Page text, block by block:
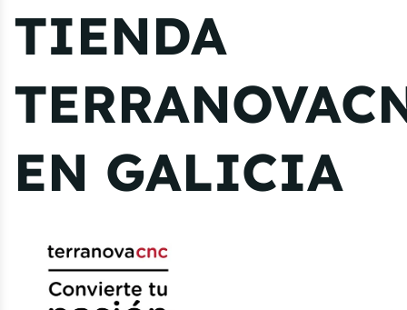
TIENDA
EN GALICIA